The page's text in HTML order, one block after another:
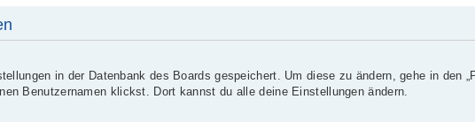
in der Datenbank des Boards gespeichert. Um diese zu ändern, gehe in den
Benutzernamen klickst. Dort kannst du alle deine Einstellungen ändern.